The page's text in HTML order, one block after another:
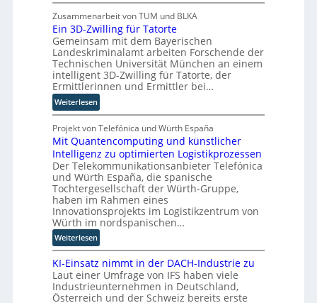
o
u
t
e
r
-
H
e
r
s
t
e
l
l
e
r
n
i
e
r
u
n
g
s
l
ö
s
u
n
g
e
n
B
j
ö
r
n
T
w
i
e
h
a
u
s
w
i
r
d
n
e
u
r
W
a
Zusammenarbeit von TUM und BLKA
Ein 3D-Zwilling für Tatorte
Gemeinsam mit dem Bayerischen
Landeskriminalamt arbeiten Forschende der
Technischen Universität München an einem
intelligent 3D-Zwilling für Tatorte, der
Ermittlerinnen und Ermittler bei…
Weiterlesen:
E
i
n
3
D
-
Z
w
i
l
l
i
n
g
f
Projekt von Telefónica und Würth España
Mit Quantencomputing und künstlicher
Intelligenz zu optimierten Logistikprozessen
Der Telekommunikationsanbieter Telefónica
und Würth España, die spanische
Tochtergesellschaft der Würth-Gruppe,
haben im Rahmen eines
Innovationsprojekts im Logistikzentrum von
Würth im nordspanischen…
Weiterlesen:
M
i
t
Q
u
KI-Einsatz nimmt in der DACH-Industrie zu
Laut einer Umfrage von IFS haben viele
Industrieunternehmen in Deutschland,
Österreich und der Schweiz bereits erste